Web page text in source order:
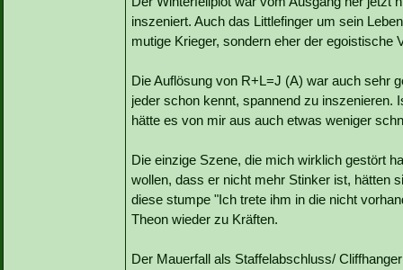
inszeniert. Auch das Littlefinger um sein
mutige Krieger, sondern eher der egoistische
Die Auflösung von R+L=J (A) war auch sehr
jeder schon kennt, spannend zu inszenieren.
hätte es von mir aus auch etwas weniger
Die einzige Szene, die mich wirklich gestört
wollen, dass er nicht mehr Stinker ist, hätten
diese stumpe "Ich trete ihm in die nicht
Theon wieder zu Kräften.
Der Mauerfall als Staffelabschluss/